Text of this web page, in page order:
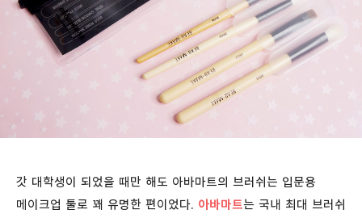
갓 대학생이 되었을 때만 해도 아바마트의 브러쉬는 입문용
메이크업 툴로 꽤 유명한 편이었다. 아바마트는 국내 최대 브러쉬